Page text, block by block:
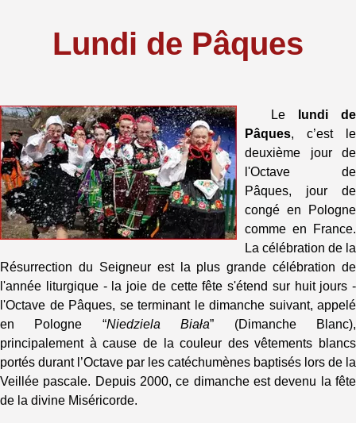
Lundi de Pâques
Le
lundi de
Pâques, c’est le
deuxième jour de
l'Octave de
Pâques, jour de
congé en Pologne
comme en France.
La célébration de la
Résurrection du Seigneur est la plus grande célébration de
l'année liturgique - la joie de cette fête s'étend sur huit jours -
l'Octave de Pâques, se terminant le dimanche suivant, appelé
en Pologne “Niedziela Biała” (Dimanche Blanc),
principalement à cause de la couleur des vêtements blancs
portés durant l’Octave par les catéchumènes baptisés lors de la
Veillée pascale. Depuis 2000, ce dimanche est devenu la fête
de la divine Miséricorde.